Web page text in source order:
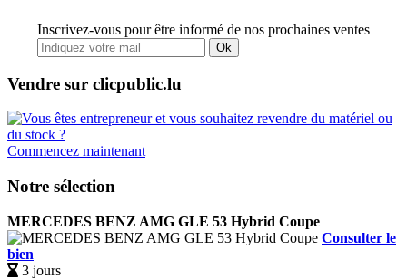
Inscrivez-vous pour être informé de nos prochaines ventes
Ok
Vendre sur clicpublic.lu
Commencez maintenant
Notre sélection
MERCEDES BENZ AMG GLE 53 Hybrid Coupe
Consulter le
bien
3 jours